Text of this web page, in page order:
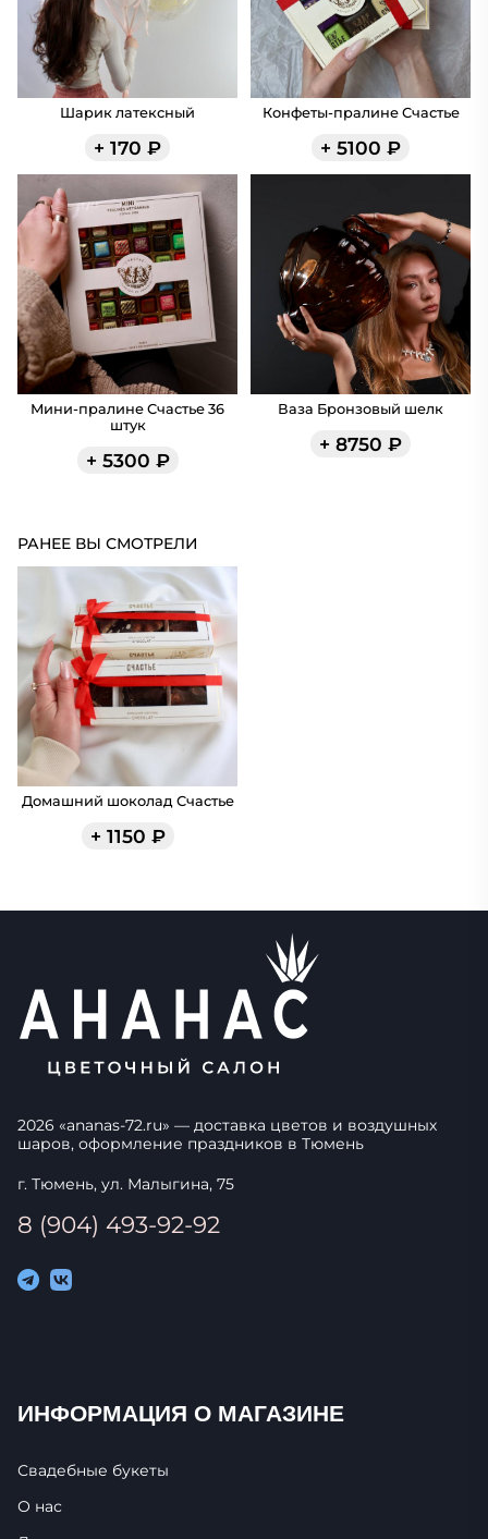
Шарик латексный
+ 170 ₽
Конфеты-пралине Счастье
+ 5100 ₽
Мини-пралине Счастье 36
штук
+ 5300 ₽
Ваза Бронзовый шелк
+ 8750 ₽
РАНЕЕ ВЫ СМОТРЕЛИ
Домашний шоколад Счастье
+ 1150 ₽
2026 «ananas-72.ru» — доставка цветов и воздушных
шаров, оформление праздников в Тюмень
г. Тюмень, ул. Малыгина, 75
8 (904) 493-92-92
ИНФОРМАЦИЯ О МАГАЗИНЕ
Свадебные букеты
О нас